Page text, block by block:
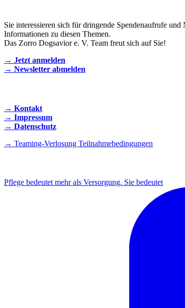
Sie interessieren sich für dringende Spendenaufrufe
Informationen zu diesen Themen.
Das Zorro Dogsavior e. V. Team freut sich auf Sie!
→ Jetzt anmelden
→ Newsletter abmelden
→ Kontakt
→ Impressum
→ Datenschutz
→ Teaming-Verlosung Teilnahmebedingungen
Pflege bedeutet mehr als Versorgung. Sie bedeutet